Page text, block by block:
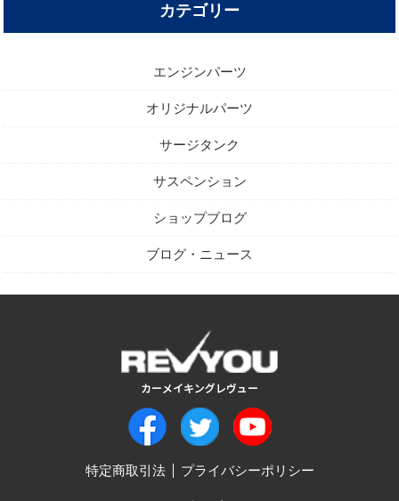
カテゴリー
エンジンパーツ
オリジナルパーツ
サージタンク
サスペンション
ショップブログ
ブログ・ニュース
特定商取引法 プライバシーポリシー